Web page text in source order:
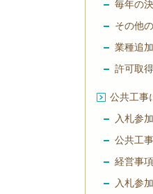
毎年の
その他
業種追
許可取
公共工事
入札参
公共工
経営事
入札参